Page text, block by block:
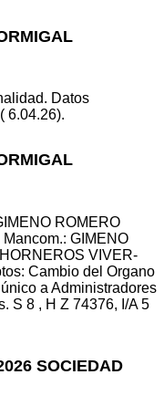
Datos
6.04.26).
ROMERO
GIMENO
VIVER-
Cambio del Organo
a Administradores
S 8 , H Z 74376, I/A 5
SOCIEDAD